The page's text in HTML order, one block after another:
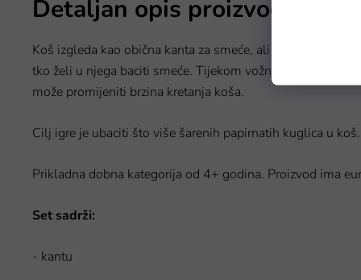
Detaljan opis proizvoda
Koš izgleda kao obična kanta za smeće, ali nije! Napaja
tko želi u njega baciti smeće. Tijekom vožnje pokreće
može promijeniti brzina kretanja koša.
Cilj igre je ubaciti što više šarenih papirnatih kuglica u
Prikladna dobna kategorija od 4+ godina. Proizvod ima
Set sadrži:
- kantu